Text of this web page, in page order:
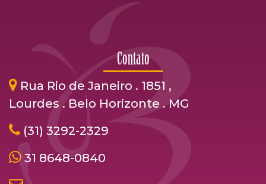
Contato
Rua Rio de Janeiro . 1851 ,
Lourdes . Belo Horizonte . MG
(31) 3292-2329
31 8648-0840